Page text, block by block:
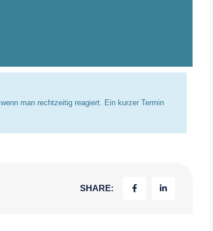
man rechtzeitig reagiert. Ein kurzer Termin
SHARE: